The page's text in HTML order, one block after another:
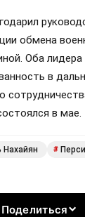
обмена
Оба лидера
в
в мае.
Нахайян #
Поделиться